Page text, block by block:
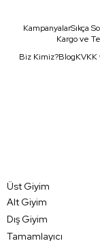
KampanyalarSıkça
Kargo ve
Biz Kimiz?Blog
Üst Giyim
Alt Giyim
Dış Giyim
Tamamlayıcı